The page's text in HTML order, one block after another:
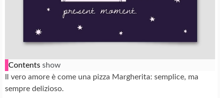
Contents show
Il vero amore è come una pizza Margherita: semplice, ma
sempre delizioso.